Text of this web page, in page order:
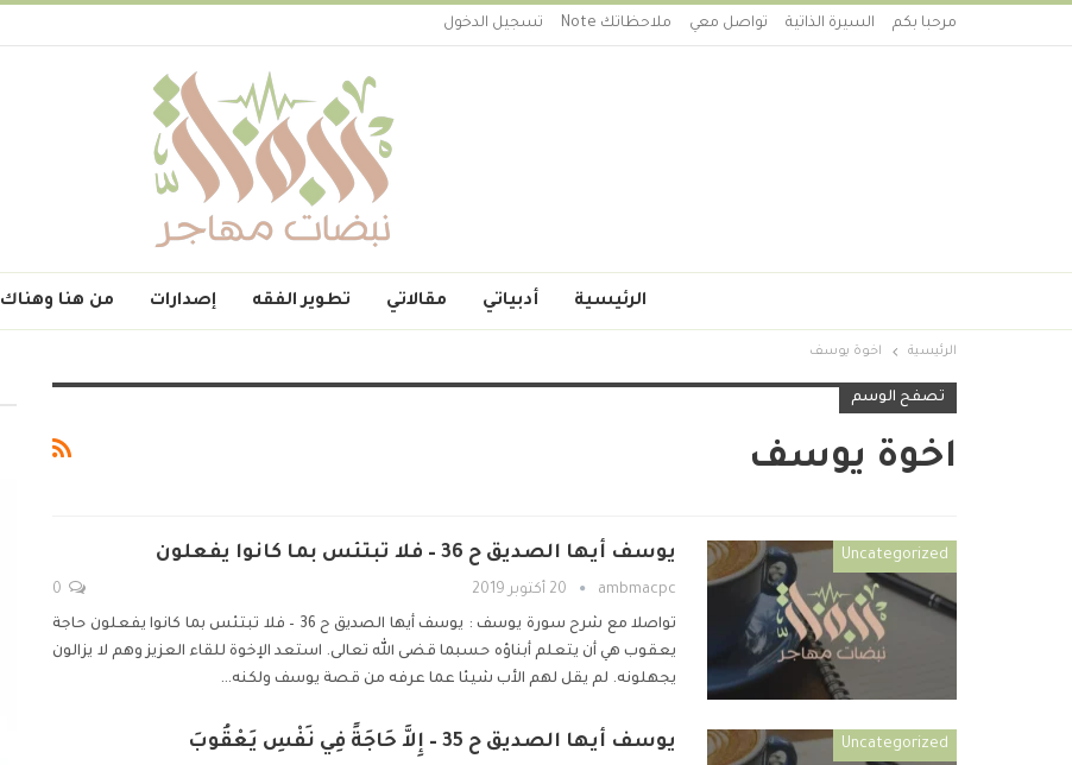
مرحبا بكم السيرة الذاتية تواصل معي ملاحظاتك Note تسجيل الدخول
الرئيسية أدبياتي مقالاتي تطوير الفقه إصدارات من هنا وهناك
الرئيسية اخوة يوسف
تصفح الوسم
اخوة يوسف
Uncategorized يوسف أيها الصديق ح 36 – فلا تبتئس بما كانوا يفعلون
ambmacpc 20 أكتوبر 2019
تواصلا مع شرح سورة يوسف : يوسف أيها الصديق ح 36 – فلا تبتئس بما كانوا يفعلون
حاجة
يعقوب هي أن يتعلم أبناؤه حسبما قضى الله تعالى. استعد الإخوة للقاء العزيز وهم لا يزالون
يجهلونه. لم يقل لهم الأب شيئا عما عرفه من قصة يوسف ولكنه…
Uncategorized يوسف أيها الصديق ح 35 – إِلاَّ حَاجَةً فِي نَفْسِ يَعْقُوبَ